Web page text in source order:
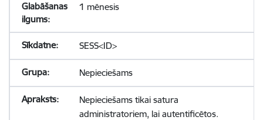
1 mēnesis
SESS<ID>
Nepieciešams
Nepieciešams tikai satura
administratoriem, lai autentificētos.